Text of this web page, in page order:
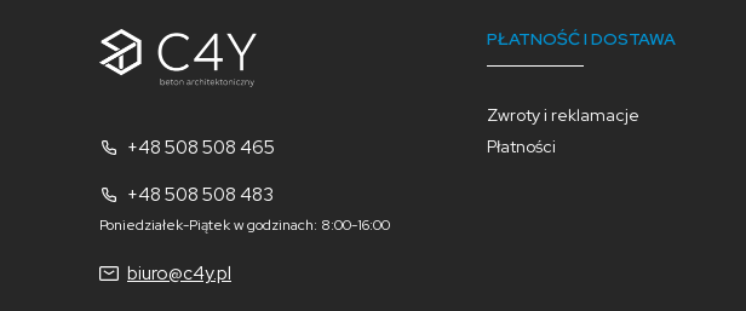
+48 508 508 465
+48 508 508 483
Poniedziałek-Piątek w godzinach: 8:00-16:00
biuro@c4y.pl
PŁATNOŚĆ I DOSTAWA
Zwroty i reklamacje
Płatności